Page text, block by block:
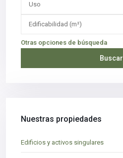
Uso
Otras opciones de búsqueda
Buscar
Nuestras propiedades
Edificios y activos singulares